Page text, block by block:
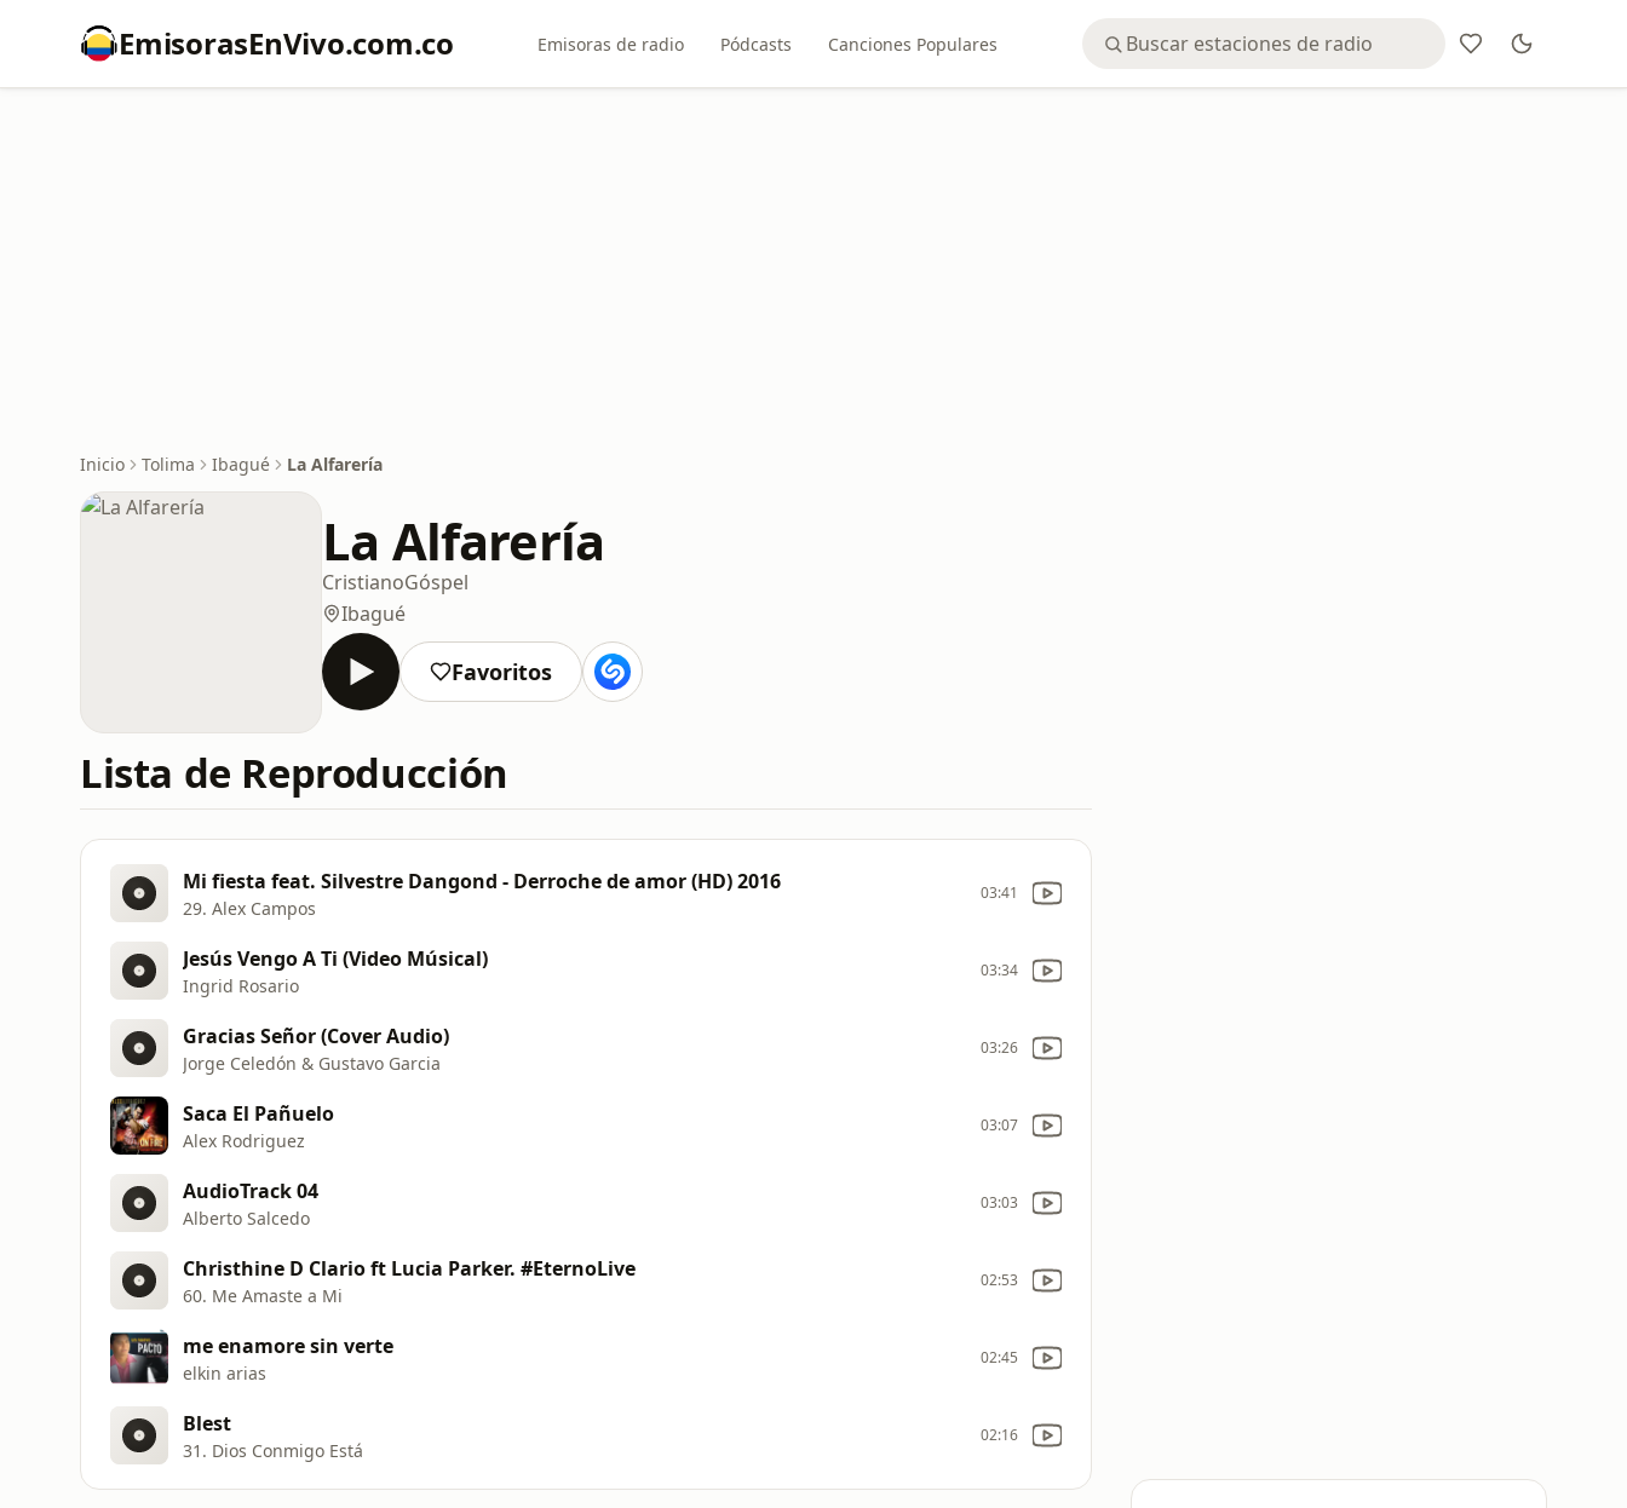
EmisorasEnVivo.com.co Emisoras de radio Pódcasts Canciones Populares
Inicio Tolima Ibagué La Alfarería
La Alfarería
CristianoGóspel
Ibagué
Favoritos
Lista de Reproducción
Mi fiesta feat. Silvestre Dangond - Derroche de amor (HD) 2016
29. Alex Campos
03:41
Jesús Vengo A Ti (Video Músical)
Ingrid Rosario
03:34
Gracias Señor (Cover Audio)
Jorge Celedón & Gustavo Garcia
03:26
Saca El Pañuelo
Alex Rodriguez
03:07
AudioTrack 04
Alberto Salcedo
03:03
Christhine D Clario ft Lucia Parker. #EternoLive
60. Me Amaste a Mi
02:53
me enamore sin verte
elkin arias
02:45
Blest
31. Dios Conmigo Está
02:16